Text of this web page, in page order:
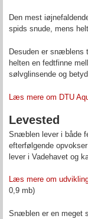
Den mest
spids snude, mens
Desuden er snæblens
helten en fedtfinne
sølvglinsende og
Læs mere om DTU
Levested
Snæblen lever i både
efterfølgende
lever i Vadehavet og
Læs mere om
0,9 mb)
Snæblen er en meget